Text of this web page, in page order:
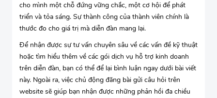
cho mình một chỗ đứng vững chắc, một cơ hội để phát
triển và tỏa sáng. Sự thành công của thành viên chính là
thước đo cho giá trị mà diễn đàn mang lại.
Để nhận được sự tư vấn chuyên sâu về các vấn đề kỹ thuật
hoặc tìm hiểu thêm về các gói dịch vụ hỗ trợ kinh doanh
trên diễn đàn, bạn có thể để lại bình luận ngay dưới bài viết
này. Ngoài ra, việc chủ động đăng bài gửi câu hỏi trên
website sẽ giúp bạn nhận được những phản hồi đa chiều